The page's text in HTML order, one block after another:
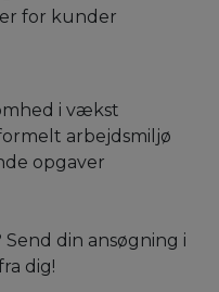
for kunder
i vækst
arbejdsmiljø
opgaver
din ansøgning i
dig!